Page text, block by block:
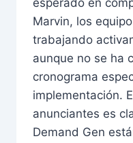
esperado en
Marvin, los
trabajando
aunque no se ha
cronograma
implementación.
anunciantes es
Demand Gen